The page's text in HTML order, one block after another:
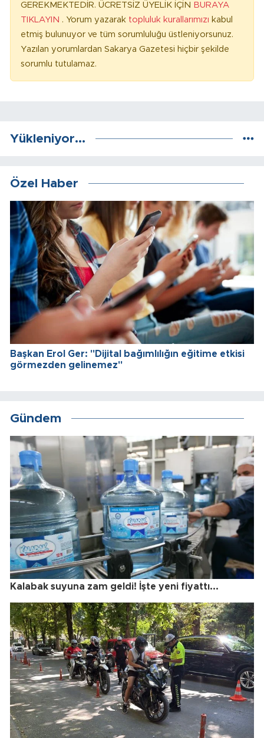
GEREKMEKTEDİR. ÜCRETSİZ ÜYELİK İÇİN BURAYA
TIKLAYIN . Yorum yazarak topluluk kurallarımızı kabul
etmiş bulunuyor ve tüm sorumluluğu üstleniyorsunuz.
Yazılan yorumlardan Sakarya Gazetesi hiçbir şekilde
sorumlu tutulamaz.
Yükleniyor...
Özel Haber
Başkan Erol Ger: "Dijital bağımlılığın eğitime etkisi
görmezden gelinemez"
Gündem
Kalabak suyuna zam geldi! İşte yeni fiyattı...